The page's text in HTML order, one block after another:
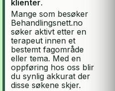
klienter.
Mange som besøker
Behandlingsnett.no
søker aktivt etter en
terapeut innen et
bestemt fagområde
eller tema. Med en
oppføring hos oss blir
du synlig akkurat der
disse søkene skjer.